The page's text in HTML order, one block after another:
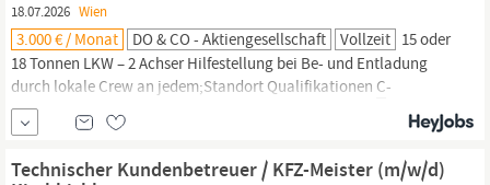
18.07.2026 Wien
3.000 € / Monat DO & CO - Aktiengesellschaft Vollzeit 15 oder
18 Tonnen LKW – 2 Achser Hilfestellung bei Be- und Entladung
durch lokale Crew an jedem;Standort Qualifikationen C-
Führerschein und
Fahrpraxis Ortskenntnisse im Raum Wien Freude an der
Dienstleistung Gute Deutschkenntnisse, sowie gute
Englischkenntnisse Zusätzliche Informationen Wir glauben...
Technischer Kundenbetreuer / KFZ-Meister (m/w/d)